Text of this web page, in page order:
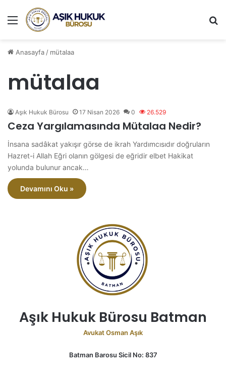
Menü
Anasayfa/ mütalaa
mütalaa
Aşık Hukuk Bürosu 17 Nisan 2026 0 26.529
Ceza Yargılamasında Mütalaa Nedir?
İnsana sadâkat yakışır görse de ikrah Yardımcısıdır doğruların
Hazret-i Allah Eğri olanın gölgesi de eğridir elbet Hakikat
yolunda bulunur ancak…
Devamını Oku »
Aşık Hukuk Bürosu Batman
Avukat Osman Aşık
Batman Barosu Sicil No: 837